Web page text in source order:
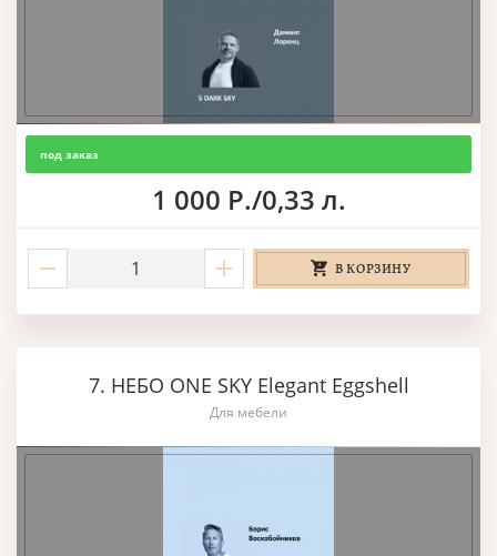
под заказ
1 000 Р./0,33 л.
В КОРЗИНУ
7. НЕБО ONE SKY Elegant Eggshell
Для мебели